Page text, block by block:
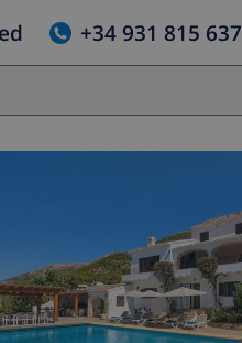
+34 931 815 637